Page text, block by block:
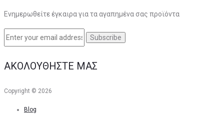
Ενημερωθείτε έγκαιρα για τα αγαπημένα σας προϊόντα
ΑΚΟΛΟΥΘΗΣΤΕ ΜΑΣ
Copyright © 2026
Blog